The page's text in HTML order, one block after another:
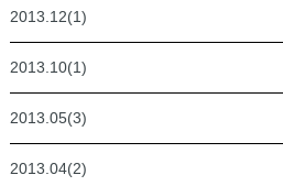
2013.12(1)
2013.10(1)
2013.05(3)
2013.04(2)